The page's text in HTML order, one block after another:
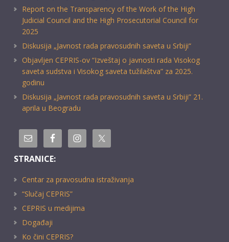
Report on the Transparency of the Work of the High
Judicial Council and the High Prosecutorial Council for
2025
Diskusija „Javnost rada pravosudnih saveta u Srbiji“
Objavljen CEPRIS-ov “Izveštaj o javnosti rada Visokog
saveta sudstva i Visokog saveta tužilaštva” za 2025.
godinu
Diskusija „Javnost rada pravosudnih saveta u Srbiji” 21.
aprila u Beogradu
STRANICE:
Centar za pravosudna istraživanja
“Slučaj CEPRIS”
CEPRIS u medijima
Događaji
Ko čini CEPRIS?